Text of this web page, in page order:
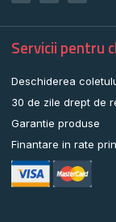
Servicii pentru
Deschiderea
30 de zile drept de
Garantie produse
Finantare in rate